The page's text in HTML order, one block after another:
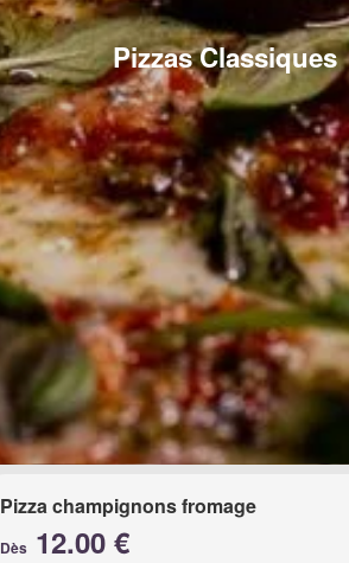
Pizzas Classiques
Pizza champignons fromage
Dès12.00 €